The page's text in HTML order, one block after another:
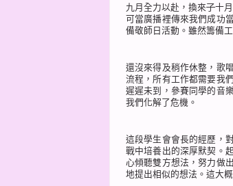
九月全力以赴，換來了十
可當廣播裡傳來我們成功
備敬師日活動。雖然籌備
還沒來得及稍作休整，歌
流程，所有工作都需要我
遲遲未到，參賽同學的音
我們化解了危機。
這段學生會會長的經歷，
戰中培養出的深厚默契。
心傾聽雙方想法，努力做
地提出相似的想法。這大